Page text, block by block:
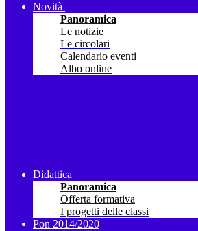
Novità
Panoramica
Le notizie
Le circolari
Calendario eventi
Albo online
Didattica
Panoramica
Offerta formativa
I progetti delle classi
Pon 2014/2020